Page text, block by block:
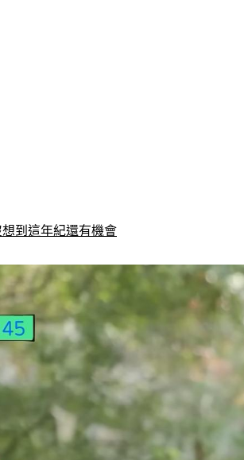
到這年紀還有機會